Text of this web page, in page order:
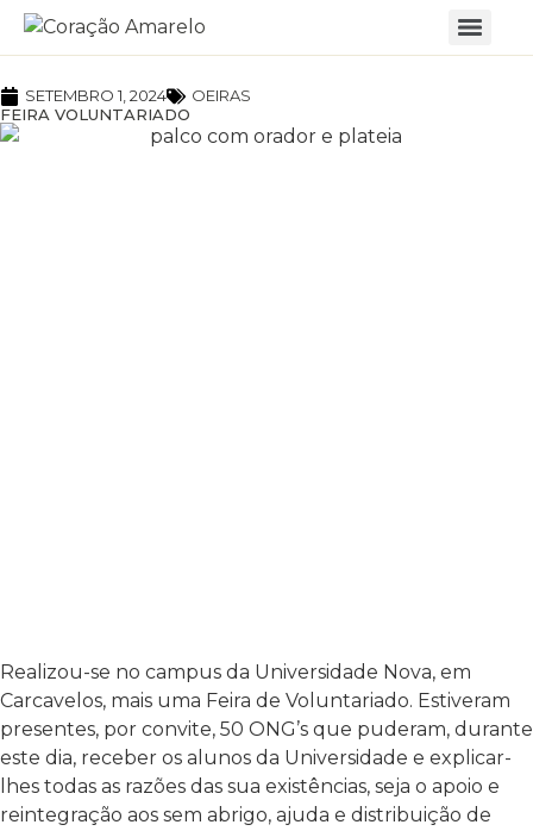
SETEMBRO 1, 2024
OEIRAS
FEIRA VOLUNTARIADO
Realizou-se no campus da Universidade Nova, em
Carcavelos, mais uma Feira de Voluntariado. Estiveram
presentes, por convite, 50 ONG’s que puderam, durante
este dia, receber os alunos da Universidade e explicar-
lhes todas as razões das sua existências, seja o apoio e
reintegração aos sem abrigo, ajuda e distribuição de